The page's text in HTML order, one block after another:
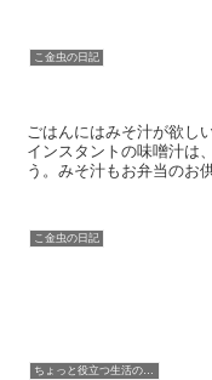
こ金虫の日記
ごはんにはみそ汁が欲し
インスタントの味噌汁は
う。みそ汁もお弁当のお
ンスタントの味噌汁よ
こ金虫の日記
ちょっと役立つ生活の知恵